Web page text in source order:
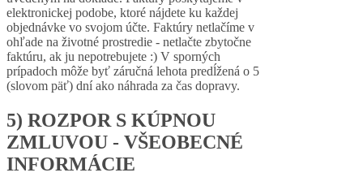
elektronickej podobe, ktoré nájdete ku každej
objednávke vo svojom účte. Faktúry netlačíme v
ohľade na životné prostredie - netlačte zbytočne
faktúru, ak ju nepotrebujete :) V sporných
prípadoch môže byť záručná lehota predĺžená o 5
(slovom päť) dní ako náhrada za čas dopravy.
5) ROZPOR S KÚPNOU
ZMLUVOU - VŠEOBECNÉ
INFORMÁCIE